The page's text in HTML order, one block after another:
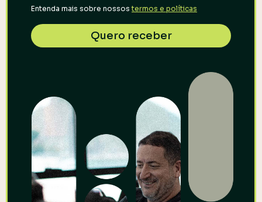
Entenda mais sobre nossostermos e políticas
Quero receber